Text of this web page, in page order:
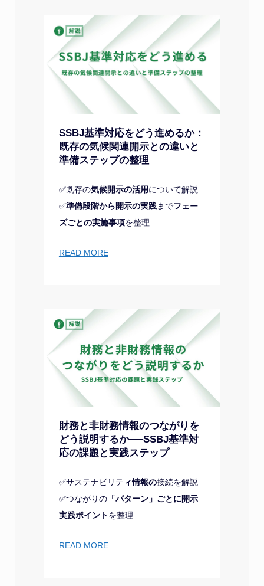
SSBJ基準対応をどう進めるか：
既存の気候関連開示との違いと
準備ステップの整理
✅既存の気候開示の活用について解説
✅準備段階から開示の実践までフェー
ズごとの実施事項を整理
READ MORE
財務と非財務情報のつながりを
どう説明するか──SSBJ基準対
応の課題と実践ステップ
✅サステナビリティ情報の接続を解説
✅つながりの「パターン」ごとに開示
実践ポイントを整理
READ MORE